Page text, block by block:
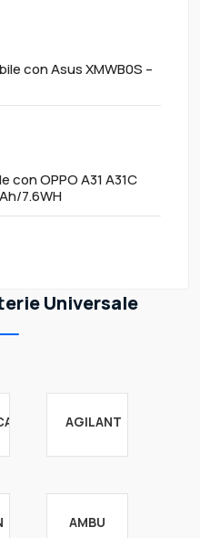
con Asus XMWB0S –
con OPPO A31 A31C
7.6WH
Universale
AGILANT
AMBU